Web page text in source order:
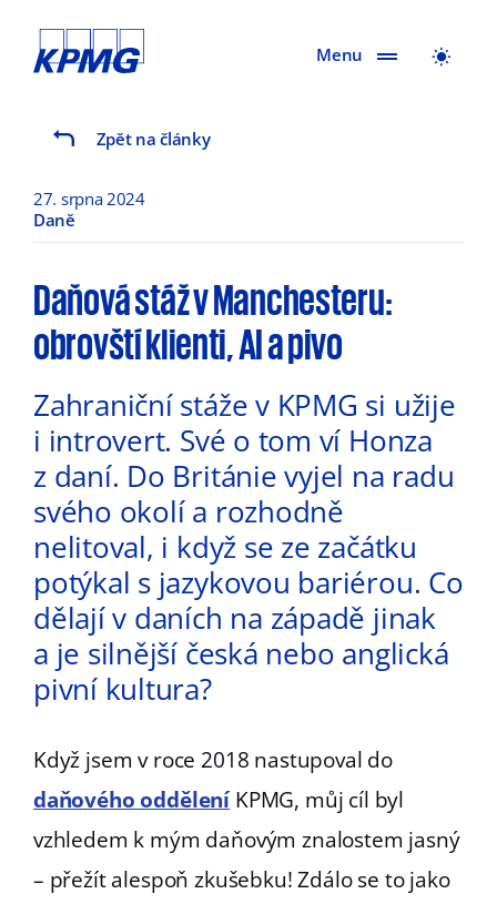
Menu
Zpět na články
27. srpna 2024
Daně
Daňová stáž v Manchesteru:
obrovští klienti, AI a pivo
Zahraniční stáže v KPMG si užije
i introvert. Své o tom ví Honza
z daní. Do Británie vyjel na radu
svého okolí a rozhodně
nelitoval, i když se ze začátku
potýkal s jazykovou bariérou. Co
dělají v daních na západě jinak
a je silnější česká nebo anglická
pivní kultura?
Když jsem v roce 2018 nastupoval do
daňového odděleníKPMG, můj cíl byl
vzhledem k mým daňovým znalostem jasný
– přežít alespoň zkušebku! Zdálo se to jako